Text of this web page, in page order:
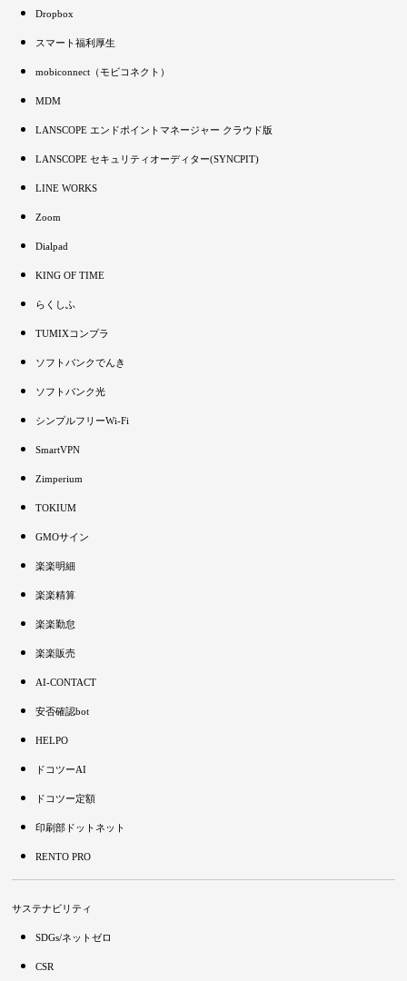
Dropbox
スマート福利厚生
mobiconnect（モビコネクト）
MDM
LANSCOPE エンドポイントマネージャー クラウド版
LANSCOPE セキュリティオーディター(SYNCPIT)
LINE WORKS
Zoom
Dialpad
KING OF TIME
らくしふ
TUMIXコンプラ
ソフトバンクでんき
ソフトバンク光
シンプルフリーWi-Fi
SmartVPN
Zimperium
TOKIUM
GMOサイン
楽楽明細
楽楽精算
楽楽勤怠
楽楽販売
AI-CONTACT
安否確認bot
HELPO
ドコツーAI
ドコツー定額
印刷部ドットネット
RENTO PRO
サステナビリティ
SDGs/ネットゼロ
CSR